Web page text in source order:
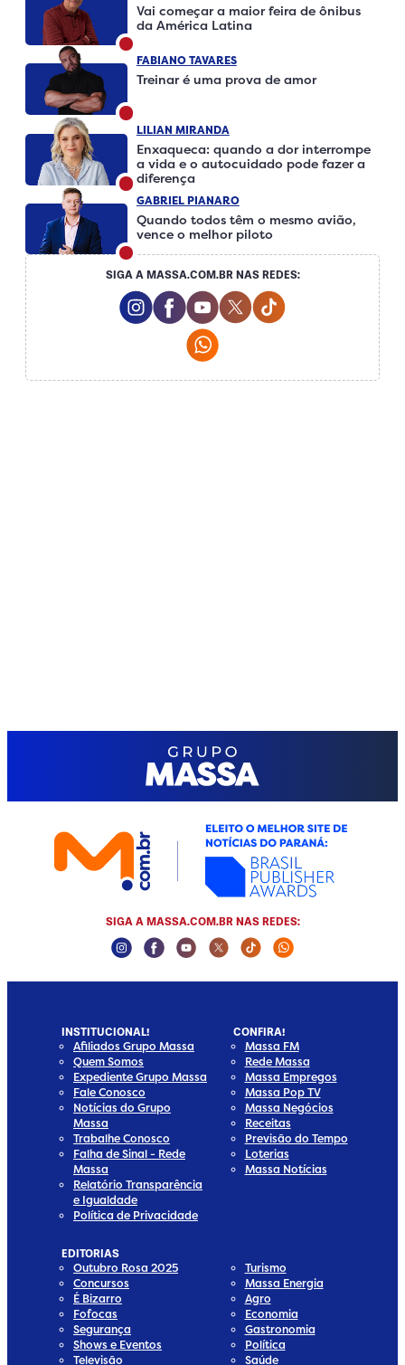
Vai começar a maior feira de ônibus
da América Latina
FABIANO TAVARES
Treinar é uma prova de amor
LILIAN MIRANDA
Enxaqueca: quando a dor interrompe
a vida e o autocuidado pode fazer a
diferença
GABRIEL PIANARO
Quando todos têm o mesmo avião,
vence o melhor piloto
SIGA A MASSA.COM.BR NAS REDES:
Instagram Social Media
Facebook Social Media
Youtube Social Media
Twitter Social Media
Tiktok Social
Whatsapp Social Media
SIGA A MASSA.COM.BR NAS REDES:
Instagram Social Media
Facebook Social Media
Youtube Social Media
Twitter Social Media
Tiktok Social Media
Whatsapp
INSTITUCIONAL!
Afiliados Grupo Massa
Quem Somos
Expediente Grupo Massa
Fale Conosco
Notícias do Grupo
Massa
Trabalhe Conosco
Falha de Sinal - Rede
Massa
Relatório Transparência
e Igualdade
Política de Privacidade
CONFIRA!
Massa FM
Rede Massa
Massa Empregos
Massa Pop TV
Massa Negócios
Receitas
Previsão do Tempo
Loterias
Massa Notícias
EDITORIAS
Outubro Rosa 2025
Concursos
É Bizarro
Fofocas
Segurança
Shows e Eventos
Televisão
Turismo
Massa Energia
Agro
Economia
Gastronomia
Política
Saúde